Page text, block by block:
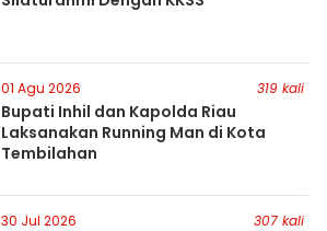
01 Agu 2026 319 kali
Bupati Inhil dan Kapolda Riau
Laksanakan Running Man di Kota
Tembilahan
30 Jul 2026 307 kali